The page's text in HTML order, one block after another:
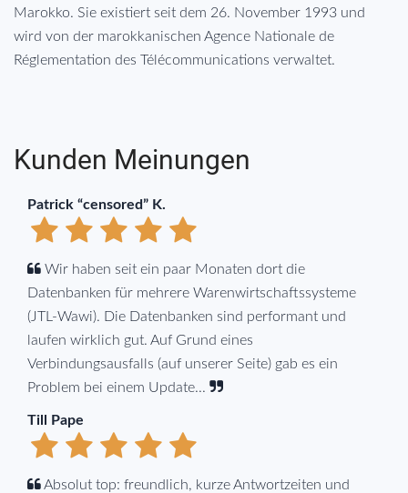
Marokko. Sie existiert seit dem 26. November 1993 und
wird von der marokkanischen Agence Nationale de
Réglementation des Télécommunications verwaltet.
Kunden Meinungen
Patrick “censored” K.
Wir haben seit ein paar Monaten dort die
Datenbanken für mehrere Warenwirtschaftssysteme
(JTL-Wawi). Die Datenbanken sind performant und
laufen wirklich gut. Auf Grund eines
Verbindungsausfalls (auf unserer Seite) gab es ein
Problem bei einem Update...
Till Pape
Absolut top: freundlich, kurze Antwortzeiten und